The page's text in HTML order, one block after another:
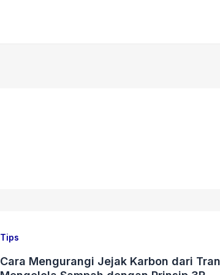
Tips
Cara Mengurangi Jejak Karbon dari